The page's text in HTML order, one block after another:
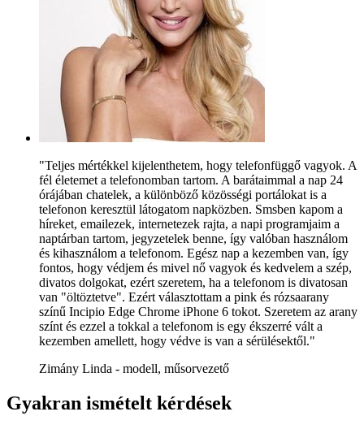
"Teljes mértékkel kijelenthetem, hogy telefonfüggő vagyok. A
fél életemet a telefonomban tartom. A barátaimmal a nap 24
órájában chatelek, a különböző közösségi portálokat is a
telefonon keresztül látogatom napközben. Smsben kapom a
híreket, emailezek, internetezek rajta, a napi programjaim a
naptárban tartom, jegyzetelek benne, így valóban használom
és kihasználom a telefonom. Egész nap a kezemben van, így
fontos, hogy védjem és mivel nő vagyok és kedvelem a szép,
divatos dolgokat, ezért szeretem, ha a telefonom is divatosan
van "öltöztetve". Ezért választottam a pink és rózsaarany
színű Incipio Edge Chrome iPhone 6 tokot. Szeretem az arany
színt és ezzel a tokkal a telefonom is egy ékszerré vált a
kezemben amellett, hogy védve is van a sérülésektől."
Zimány Linda - modell, műsorvezető
Gyakran ismételt kérdések